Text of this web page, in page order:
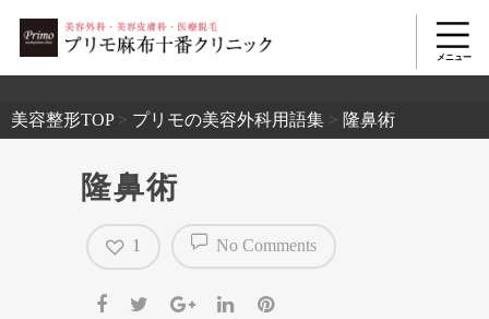
美容整形TOP> プリモの美容外科用語集 > 隆鼻術
隆鼻術
No Comments
1